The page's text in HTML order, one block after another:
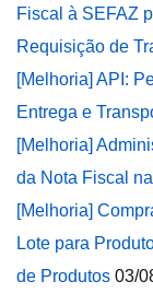
Fiscal à SEFAZ
Requisição de
[Melhoria] API:
Entrega e
[Melhoria]
da Nota Fiscal
[Melhoria]
Lote para
de Produtos 03/